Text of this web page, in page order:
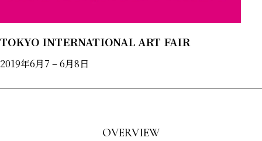
TOKYO INTERNATIONAL ART FAIR
2019年6月7 – 6月8日
OVERVIEW